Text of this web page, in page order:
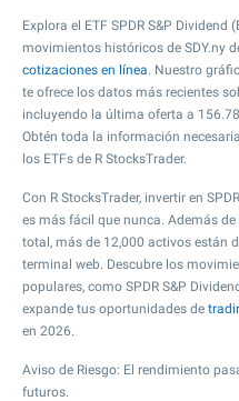
Explora el ETF SPDR S&P
movimientos históricos de SDY.ny
cotizaciones en línea. Nuestro
te ofrece los datos más recientes
incluyendo la última oferta a 156.78
Obtén toda la información
los ETFs de R StocksTrader.
Con R StocksTrader, invertir en
es más fácil que nunca. Además de
total, más de 12,000 activos están
terminal web. Descubre los
populares, como SPDR S&P
expande tus oportunidades de
en 2026.
Aviso de Riesgo: El rendimiento
futuros.